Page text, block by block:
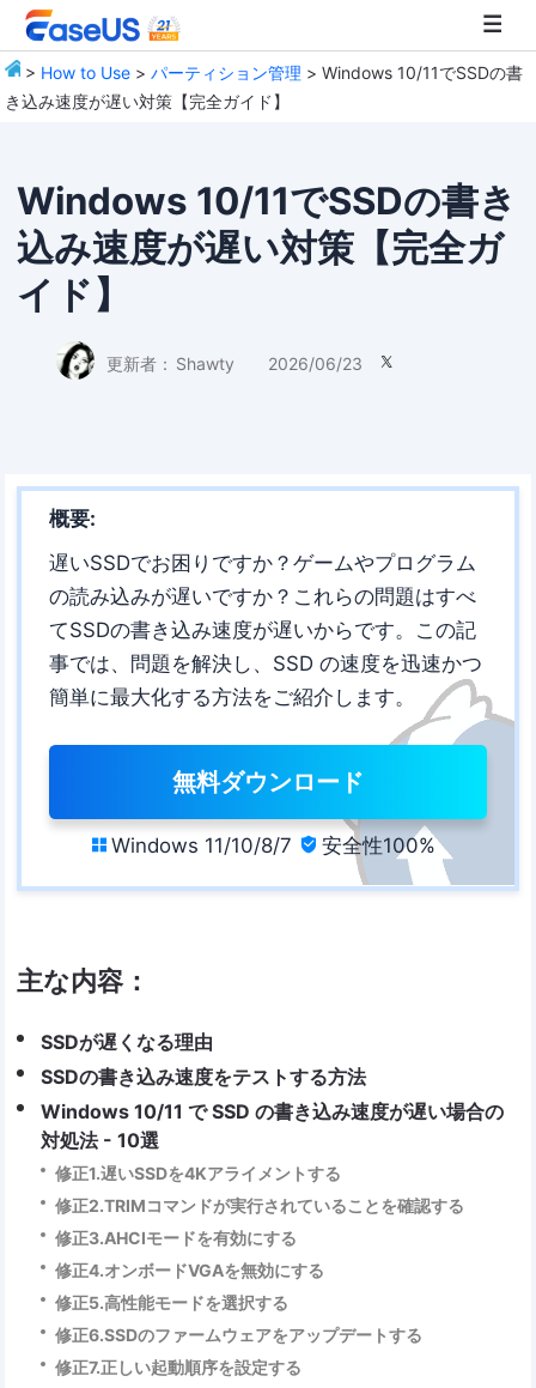
> How to Use >パーティション管理 > Windows 10/11でSSDの書
き込み速度が遅い対策【完全ガイド】
Windows 10/11でSSDの書き
込み速度が遅い対策【完全ガ
イド】
更新者： Shawty 2026/06/23 
概要:
遅いSSDでお困りですか？ゲームやプログラム
の読み込みが遅いですか？これらの問題はすべ
てSSDの書き込み速度が遅いからです。この記
事では、問題を解決し、SSD の速度を迅速かつ
簡単に最大化する方法をご紹介します。
無料ダウンロード
 Windows 11/10/8/7  安全性100%
主な内容：
SSDが遅くなる理由
SSDの書き込み速度をテストする方法
Windows 10/11 で SSD の書き込み速度が遅い場合の
対処法 - 10選
修正1.遅いSSDを4Kアライメントする
修正2.TRIMコマンドが実行されていることを確認する
修正3.AHCIモードを有効にする
修正4.オンボードVGAを無効にする
修正5.高性能モードを選択する
修正6.SSDのファームウェアをアップデートする
修正7.正しい起動順序を設定する